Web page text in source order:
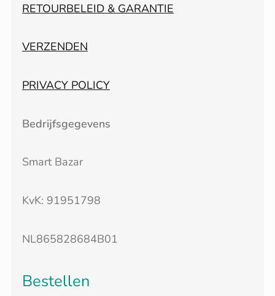
RETOURBELEID & GARANTIE
VERZENDEN
PRIVACY POLICY
Bedrijfsgegevens
Smart Bazar
KvK: 91951798
NL865828684B01
Bestellen